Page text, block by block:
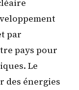
par
pays pour
Le
des énergies